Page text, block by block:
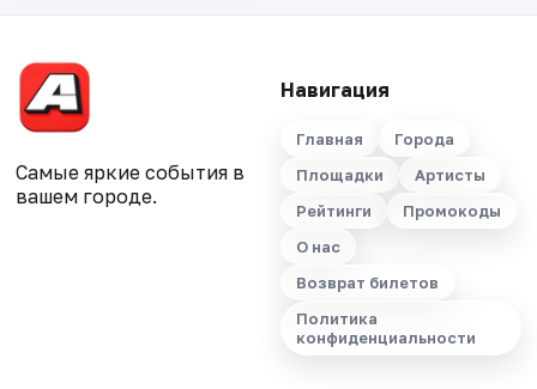
Самые яркие события в
вашем городе.
Навигация
Главная
Города
Площадки
Артисты
Рейтинги
Промокоды
О нас
Возврат билетов
Политика
конфиденциальности